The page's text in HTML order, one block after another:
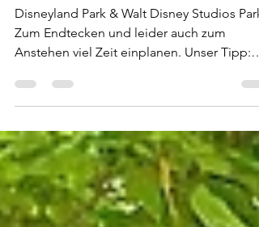
und klein
Disneyland Park & Walt Disney Studios Park
Anstehen viel Zeit einplanen. Unser Tipp:
Nutze die App! Sie...